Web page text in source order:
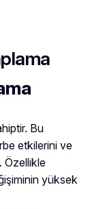
Bu
etkilerini ve
Özellikle
yüksek